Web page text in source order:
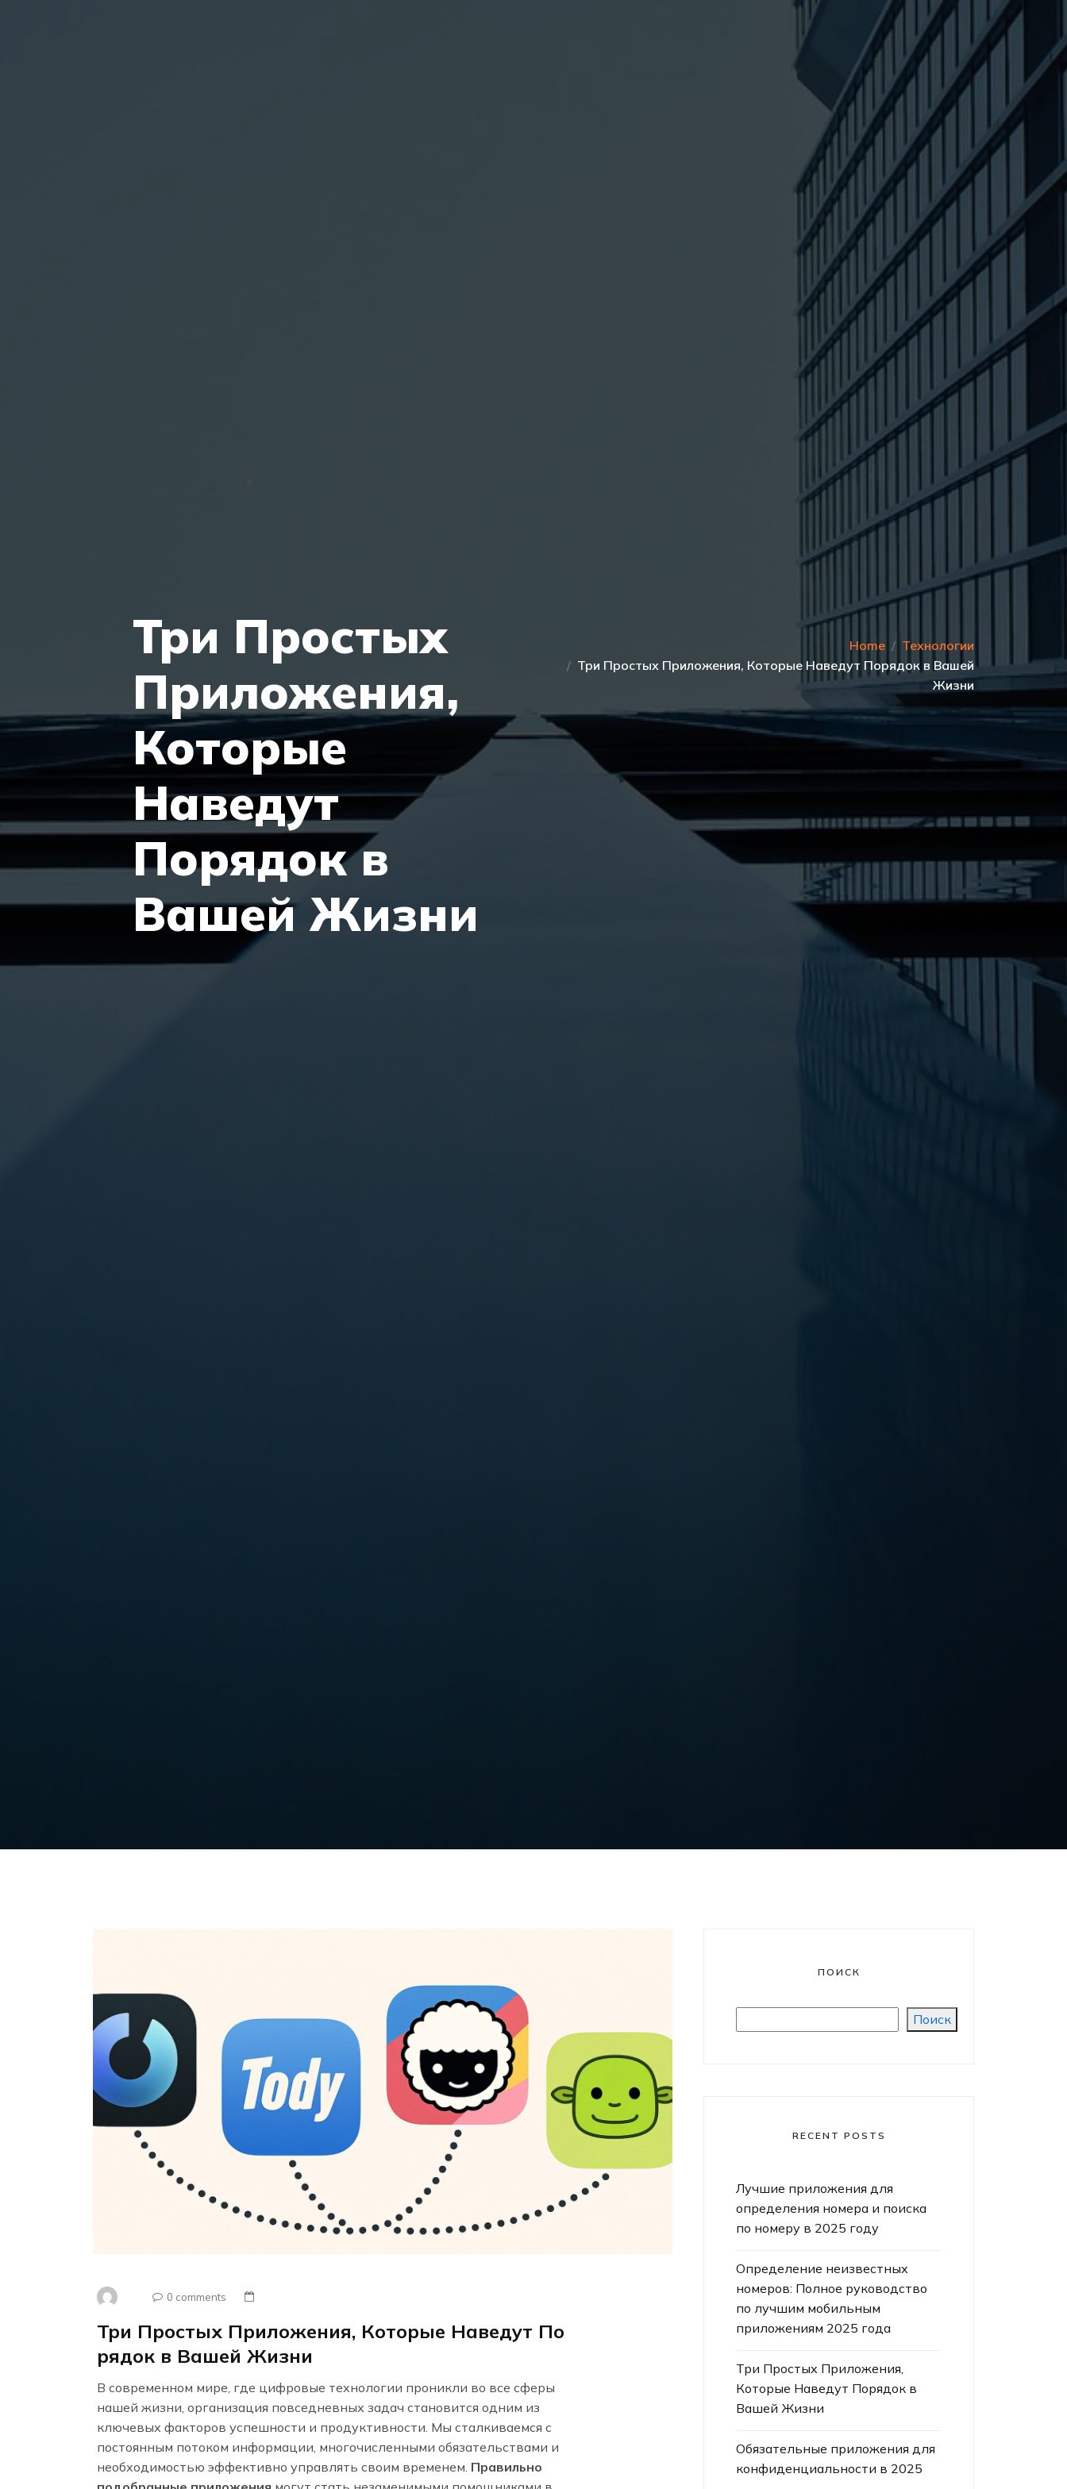
Три Простых
Приложения,
Которые
Наведут
Порядок в
Вашей Жизни
Home
Технологии
Три Простых Приложения, Которые Наведут Порядок в Вашей
Жизни
0 comments
Три Простых Приложения, Которые Наведут По
рядок в Вашей Жизни
В современном мире, где цифровые технологии проникли во все сферы
нашей жизни, организация повседневных задач становится одним из
ключевых факторов успешности и продуктивности. Мы сталкиваемся с
постоянным потоком информации, многочисленными обязательствами и
необходимостью эффективно управлять своим временем. Правильно
ПОИСК
Поиск
RECENT POSTS
Лучшие приложения для
определения номера и поиска
по номеру в 2025 году
Определение неизвестных
номеров: Полное руководство
по лучшим мобильным
приложениям 2025 года
Три Простых Приложения,
Которые Наведут Порядок в
Вашей Жизни
Обязательные приложения для
конфиденциальности в 2025